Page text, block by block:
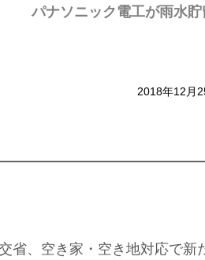
パナソニック電工が雨水
2018年12月
ミーレキ…
省、空き家・空き地対応で